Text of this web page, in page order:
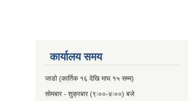
कार्यालय समय
जाडो (कार्तिक १६ देखि माघ १५ सम्म)
सोमबार - शुक्रबार (९ः००-४ः००) बजे